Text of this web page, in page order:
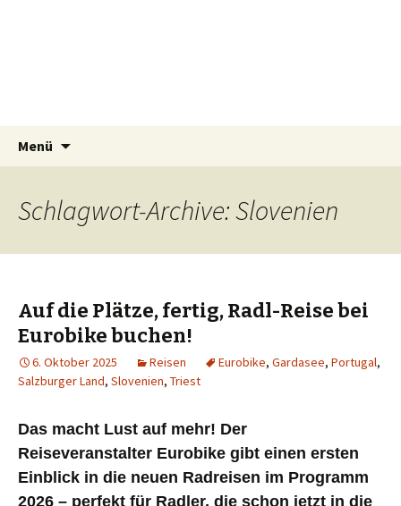
Menü
Schlagwort-Archive: Slovenien
Auf die Plätze, fertig, Radl-Reise bei
Eurobike buchen!
6. Oktober 2025 Reisen Eurobike, Gardasee, Portugal,
Salzburger Land, Slovenien, Triest
Das macht Lust auf mehr! Der
Reiseveranstalter Eurobike gibt einen ersten
Einblick in die neuen Radreisen im Programm
2026 – perfekt für Radler, die schon jetzt in die